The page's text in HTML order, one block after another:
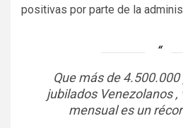
positivas por parte de la
Que más de
jubilados Venezolanos ,
mensual es un